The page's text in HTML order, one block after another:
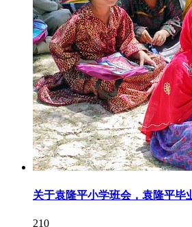
关于袁隆平小学班会，袁隆平毕
210